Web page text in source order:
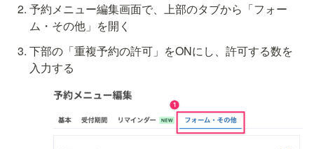
予約メニュー編集画面で、上部のタブから「フォー
ム・その他」を開く
下部の「重複予約の許可」をONにし、許可する数を
入力する